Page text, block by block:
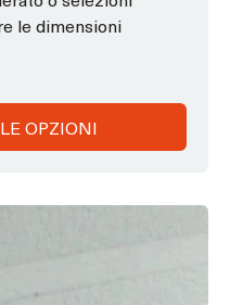
le dimensioni
OPZIONI